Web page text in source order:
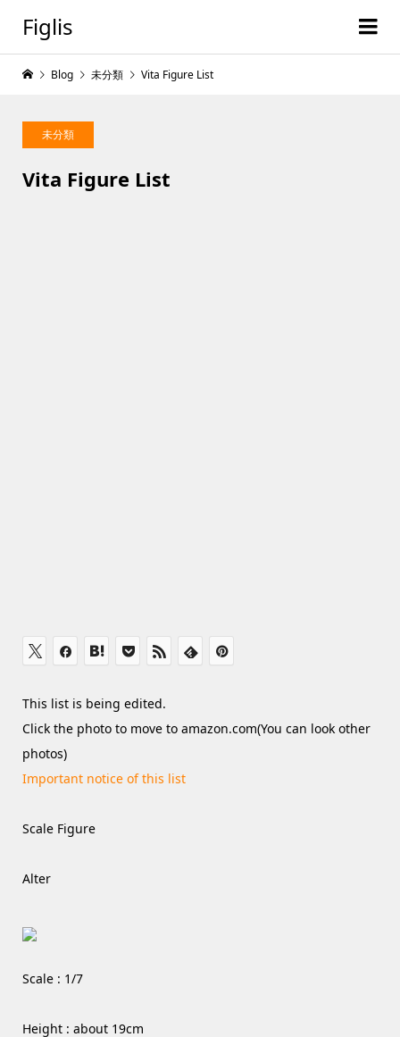
Figlis
未分類
Vita Figure List
Blog 未分類 Vita Figure List
This list is being edited.
Click the photo to move to amazon.com(You can look other
photos)
Important notice of this list
Scale Figure
Alter
Scale : 1/7
Height : about 19cm